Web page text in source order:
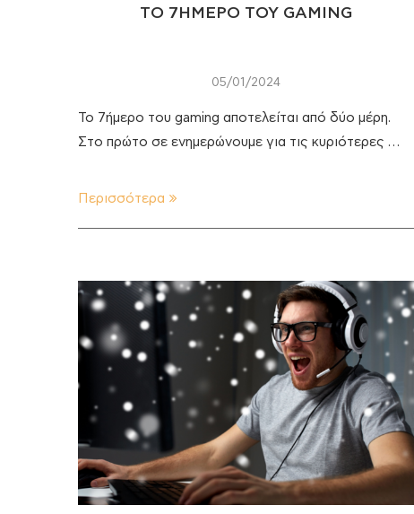
ΤΟ 7ΗΜΕΡΟ ΤΟΥ GAMING
05/01/2024
Το 7ήμερο του gaming αποτελείται από δύο μέρη.
Στο πρώτο σε ενημερώνουμε για τις κυριότερες …
Περισσότερα